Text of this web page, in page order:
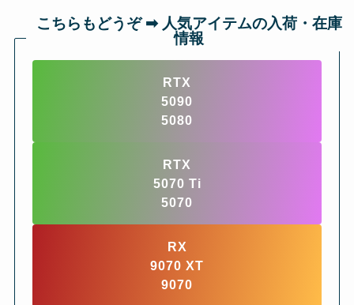
こちらもどうぞ ➡︎ 人気アイテムの入荷・在庫
情報
RTX
5090
5080
RTX
5070 Ti
5070
RX
9070 XT
9070